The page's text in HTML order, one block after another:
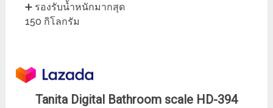
➕ รองรับน้ำหนักมากสุด
150 กิโลกรัม
Tanita Digital Bathroom scale HD-394